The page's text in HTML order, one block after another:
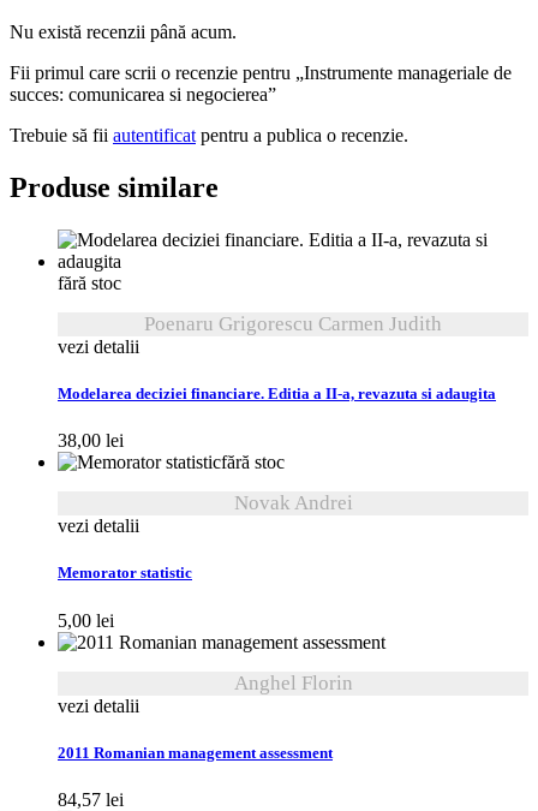
Nu există recenzii până acum.
Fii primul care scrii o recenzie pentru „Instrumente manageriale de
succes: comunicarea si negocierea”
Trebuie să fii autentificat pentru a publica o recenzie.
Produse similare
fără stoc
Poenaru Grigorescu Carmen Judith
vezi detalii
Modelarea deciziei financiare. Editia a II-a, revazuta si adaugita
38,00 lei
fără stoc
Novak Andrei
vezi detalii
Memorator statistic
5,00 lei
Anghel Florin
vezi detalii
2011 Romanian management assessment
84,57 lei